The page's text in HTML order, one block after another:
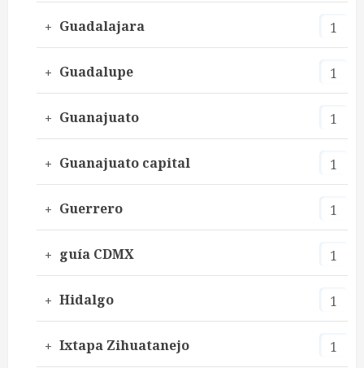
Guadalajara 1
Guadalupe 1
Guanajuato 1
Guanajuato capital 1
Guerrero 1
guía CDMX 1
Hidalgo 1
Ixtapa Zihuatanejo 1